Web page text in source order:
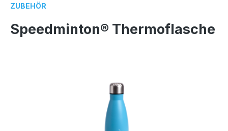
ZUBEHÖR
Speedminton® Thermoflasche